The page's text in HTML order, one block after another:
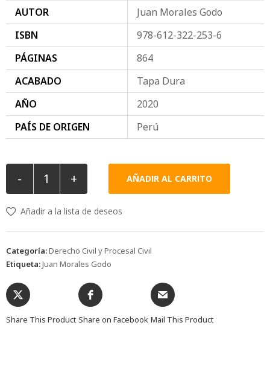
AUTOR
Juan Morales Godo
ISBN
978-612-322-253-6
PÁGINAS
864
ACABADO
Tapa Dura
AÑO
2020
PAÍS DE ORIGEN
Perú
- + AÑADIR AL CARRITO
Añadir a la lista de deseos
Categoría:Derecho Civil y Procesal Civil
Etiqueta:Juan Morales Godo
Share This Product Share on Facebook Mail This Product